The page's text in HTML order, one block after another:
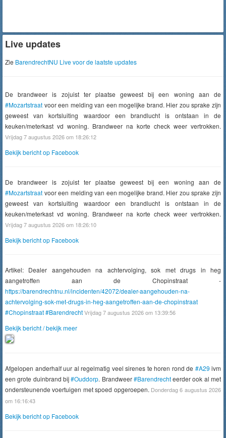
Live updates
Zie BarendrechtNU Live voor de laatste updates
De brandweer is zojuist ter plaatse geweest bij een woning aan de
#Mozartstraat voor een melding van een mogelijke brand. Hier zou sprake zijn
geweest van kortsluiting waardoor een brandlucht is ontstaan in de
keuken/meterkast vd woning. Brandweer na korte check weer vertrokken.
Vrijdag 7 augustus 2026 om 18:26:12
Bekijk bericht op Facebook
De brandweer is zojuist ter plaatse geweest bij een woning aan de
#Mozartstraat voor een melding van een mogelijke brand. Hier zou sprake zijn
geweest van kortsluiting waardoor een brandlucht is ontstaan in de
keuken/meterkast vd woning. Brandweer na korte check weer vertrokken.
Vrijdag 7 augustus 2026 om 18:26:10
Bekijk bericht op Facebook
Artikel: Dealer aangehouden na achtervolging, sok met drugs in heg
aangetroffen aan de Chopinstraat -
https://barendrechtnu.nl/incidenten/42072/dealer-aangehouden-na-
achtervolging-sok-met-drugs-in-heg-aangetroffen-aan-de-chopinstraat
#Chopinstraat#BarendrechtVrijdag 7 augustus 2026 om 13:39:56
Bekijk bericht / bekijk meer
Afgelopen anderhalf uur al regelmatig veel sirenes te horen rond de #A29 ivm
een grote duinbrand bij#Ouddorp. Brandweer#Barendrechteerder ook al met
ondersteunende voertuigen met spoed opgeroepen. Donderdag 6 augustus 2026
om 16:16:43
Bekijk bericht op Facebook